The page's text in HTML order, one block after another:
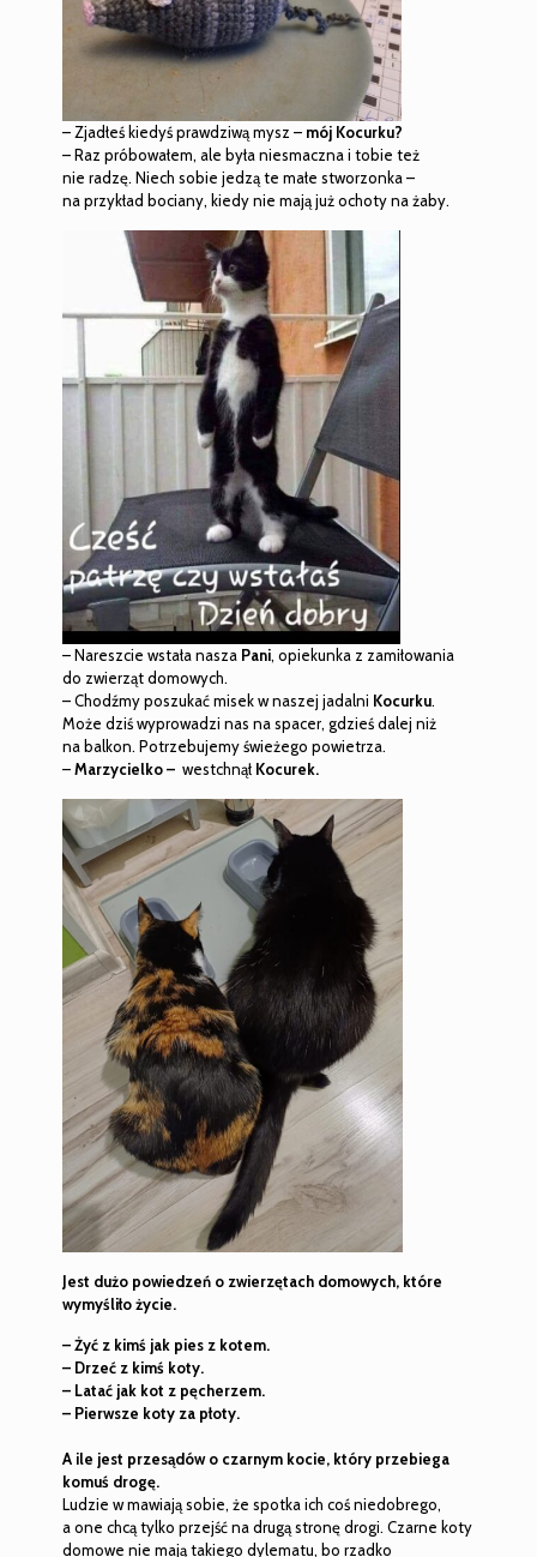
– Zjadłeś kiedyś prawdziwą mysz – mój Kocurku?
– Raz próbowałem, ale była niesmaczna i tobie też
nie radzę. Niech sobie jedzą te małe stworzonka –
na przykład bociany, kiedy nie mają już ochoty na żaby.
– Nareszcie wstała nasza Pani, opiekunka z zamiłowania
do zwierząt domowych.
– Chodźmy poszukać misek w naszej jadalni Kocurku.
Może dziś wyprowadzi nas na spacer, gdzieś dalej niż
na balkon. Potrzebujemy świeżego powietrza.
–Marzycielko – westchnąłKocurek.
Jest dużo powiedzeń o zwierzętach domowych, które
wymyśliło życie.
– Żyć z kimś jak pies z kotem.
– Drzeć z kimś koty.
– Latać jak kot z pęcherzem.
– Pierwsze koty za płoty.
A ile jest przesądów o czarnym kocie, który przebiega
komuś drogę.
Ludzie w mawiają sobie, że spotka ich coś niedobrego,
a one chcą tylko przejść na drugą stronę drogi. Czarne koty
domowe nie mają takiego dylematu, bo rzadko